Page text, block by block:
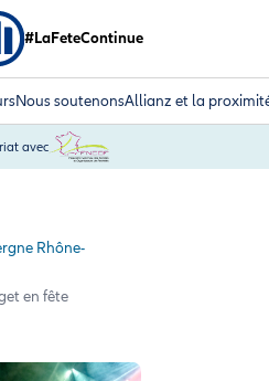
#LaFeteContinue
Nous soutenonsAllianz et la
avec
Rhône-
en fête